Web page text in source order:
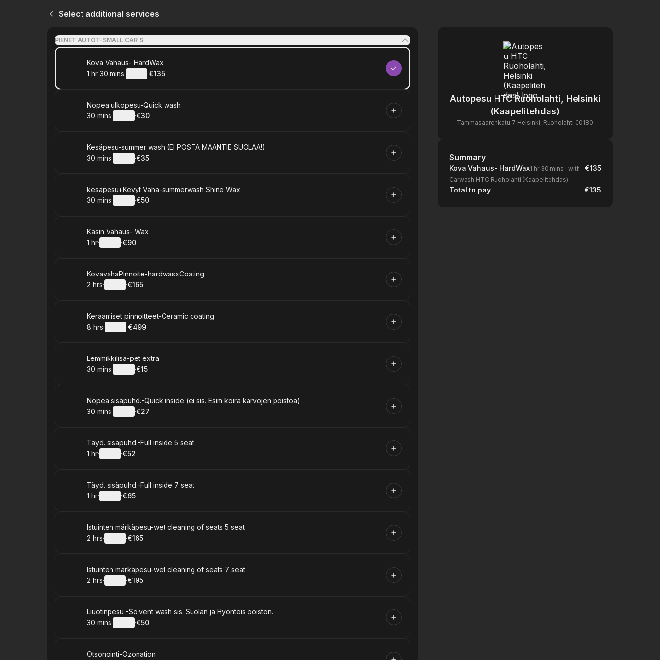
Select additional services
PIENET AUTOT-SMALL CAR´S
Book
Kova Vahaus- HardWax
. Duration:
1 hr 30 mins· ·
.Price
€135
Book
Nopea ulkopesu-Quick wash
.Duration:
30 mins· ·
.Price
€30
Book
Kesäpesu-summer wash (EI POSTA MAANTIE SUOLAA!)
.Duration:
30 mins· ·
.Price
€35
Book
kesäpesu+Kevyt Vaha-summerwash Shine Wax
.Duration:
30 mins· ·
.Price
€50
Book
Käsin Vahaus- Wax
. Duration :
1 hr· ·
.Price
€90
Book
KovavahaPinnoite-hardwasxCoating
. Duration:
2 hrs· ·
.Price
€165
Book
Keraamiset pinnoitteet-Ceramic coating
. Duration:
8 hrs· ·
.Price
€499
Book
Lemmikkilisä-pet extra
.Duration:
30 mins· ·
.Price
€15
Book
Nopea sisäpuhd.-Quick inside (ei sis. Esim koira karvojen poistoa)
.Duration:
30 mins· ·
.Price
€27
Book
Täyd. sisäpuhd.-Full inside 5 seat
. Duration :
1 hr· ·
.Price
€52
Book
Täyd. sisäpuhd.-Full inside 7 seat
. Duration :
1 hr· ·
.Price
€65
Book
Istuinten märkäpesu-wet cleaning of seats 5 seat
. Duration:
2 hrs· ·
.Price
€165
Book
Istuinten märkäpesu-wet cleaning of seats 7 seat
. Duration:
2 hrs· ·
.Price
€195
Book
Liuotinpesu -Solvent wash sis. Suolan ja Hyönteis poiston.
.Duration:
30 mins· ·
.Price
€50
Book
Otsonointi-Ozonation
Autopesu HTC Ruoholahti, Helsinki
(Kaapelitehdas)
Tammasaarenkatu 7 Helsinki, Ruoholahti 00180
Summary
Summary
Kova Vahaus- HardWax1 hr 30 mins · with
Carwash HTC Ruoholahti (Kaapelitehdas)
€135
Total to pay €135